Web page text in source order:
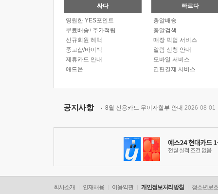
싸다
영원한 YES포인트
무료배송+추가적립
신규회원 혜택
중고샵/바이백
제휴카드 안내
애드온
빠르다
총알배송
총알검색
매장 픽업 서비스
알림 신청 안내
모바일 서비스
간편결제 서비스
공지사항 8월 신용카드 무이자할부 안내 2026-08-01
회사소개 인재채용 이용약관 개인정보처리방침 청소년보